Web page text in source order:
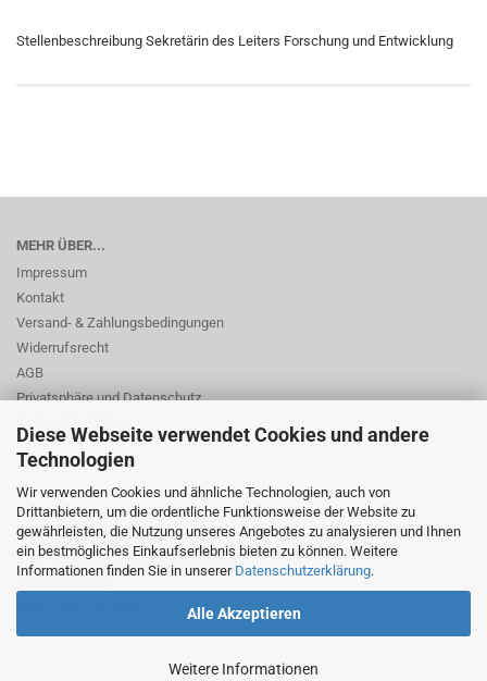
Diese Webseite verwendet Cookies und andere
Technologien
Wir verwenden Cookies und ähnliche Technologien, auch von
Drittanbietern, um die ordentliche Funktionsweise der Website zu
gewährleisten, die Nutzung unseres Angebotes zu analysieren und Ihnen
ein bestmögliches Einkaufserlebnis bieten zu können. Weitere
Informationen finden Sie in unserer Datenschutzerklärung.
Alle Akzeptieren
Weitere Informationen
Stellenbeschreibung Sekretärin des Leiters Forschung und Entwicklung
MEHR ÜBER...
Impressum
Kontakt
Versand- & Zahlungsbedingungen
Widerrufsrecht
AGB
Privatsphäre und Datenschutz
© Dr. Beer Management & Logistik